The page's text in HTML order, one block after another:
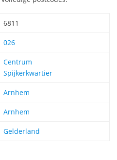
6811
026
Centrum
Spijkerkwartier
Arnhem
Arnhem
Gelderland